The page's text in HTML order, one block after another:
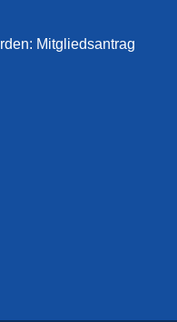
Mitgliedsantrag